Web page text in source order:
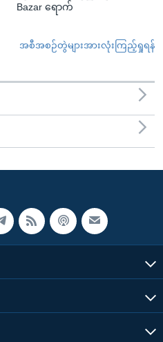
Bazar ရောက်
အစီအစဉ်တွဲများအားလုံးကြည့်ရှုရန်